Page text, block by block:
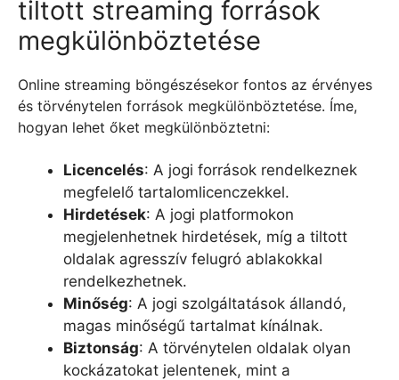
tiltott streaming források
megkülönböztetése
Online streaming böngészésekor fontos az érvényes
és törvénytelen források megkülönböztetése. Íme,
hogyan lehet őket megkülönböztetni:
Licencelés: A jogi források rendelkeznek
megfelelő tartalomlicenczekkel.
Hirdetések: A jogi platformokon
megjelenhetnek hirdetések, míg a tiltott
oldalak agresszív felugró ablakokkal
rendelkezhetnek.
Minőség: A jogi szolgáltatások állandó,
magas minőségű tartalmat kínálnak.
Biztonság: A törvénytelen oldalak olyan
kockázatokat jelentenek, mint a